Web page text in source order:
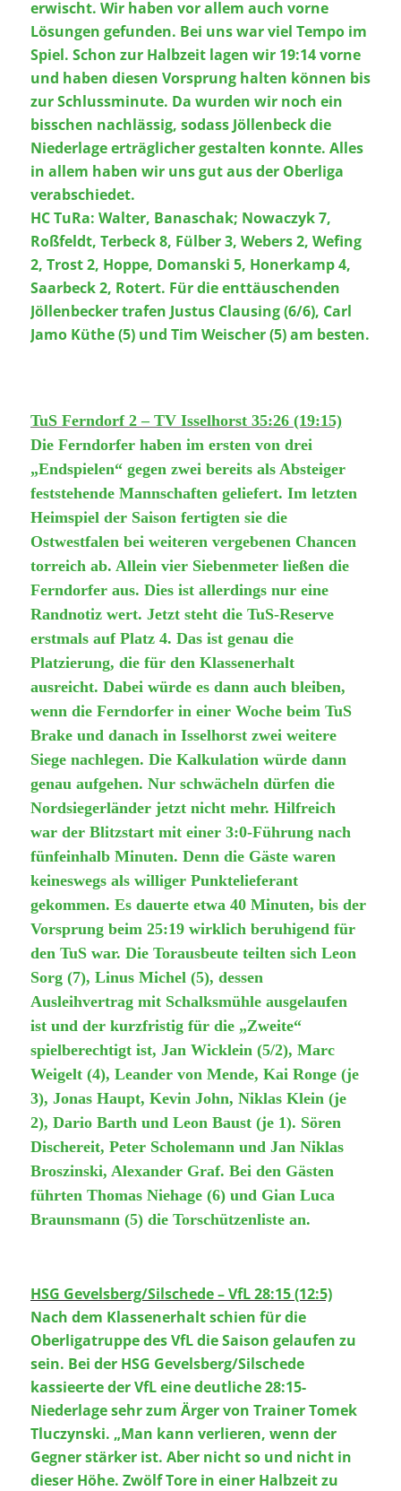
erwischt. Wir haben vor allem auch vorne
Lösungen gefunden. Bei uns war viel Tempo im
Spiel. Schon zur Halbzeit lagen wir 19:14 vorne
und haben diesen Vorsprung halten können bis
zur Schlussminute. Da wurden wir noch ein
bisschen nachlässig, sodass Jöllenbeck die
Niederlage erträglicher gestalten konnte. Alles
in allem haben wir uns gut aus der Oberliga
verabschiedet.
HC TuRa: Walter, Banaschak; Nowaczyk 7,
Roßfeldt, Terbeck 8, Fülber 3, Webers 2, Wefing
2, Trost 2, Hoppe, Domanski 5, Honerkamp 4,
Saarbeck 2, Rotert. Für die enttäuschenden
Jöllenbecker trafen Justus Clausing (6/6), Carl
Jamo Küthe (5) und Tim Weischer (5) am besten.
TuS Ferndorf 2 – TV Isselhorst 35:26 (19:15)
Die Ferndorfer haben im ersten von drei
„Endspielen“ gegen zwei bereits als Absteiger
feststehende Mannschaften geliefert. Im letzten
Heimspiel der Saison fertigten sie die
Ostwestfalen bei weiteren vergebenen Chancen
torreich ab. Allein vier Siebenmeter ließen die
Ferndorfer aus. Dies ist allerdings nur eine
Randnotiz wert. Jetzt steht die TuS-Reserve
erstmals auf Platz 4. Das ist genau die
Platzierung, die für den Klassenerhalt
ausreicht. Dabei würde es dann auch bleiben,
wenn die Ferndorfer in einer Woche beim TuS
Brake und danach in Isselhorst zwei weitere
Siege nachlegen. Die Kalkulation würde dann
genau aufgehen. Nur schwächeln dürfen die
Nordsiegerländer jetzt nicht mehr. Hilfreich
war der Blitzstart mit einer 3:0-Führung nach
fünfeinhalb Minuten. Denn die Gäste waren
keineswegs als williger Punktelieferant
gekommen. Es dauerte etwa 40 Minuten, bis der
Vorsprung beim 25:19 wirklich beruhigend für
den TuS war. Die Torausbeute teilten sich Leon
Sorg (7), Linus Michel (5), dessen
Ausleihvertrag mit Schalksmühle ausgelaufen
ist und der kurzfristig für die „Zweite“
spielberechtigt ist, Jan Wicklein (5/2), Marc
Weigelt (4), Leander von Mende, Kai Ronge (je
3), Jonas Haupt, Kevin John, Niklas Klein (je
2), Dario Barth und Leon Baust (je 1). Sören
Dischereit, Peter Scholemann und Jan Niklas
Broszinski, Alexander Graf. Bei den Gästen
führten Thomas Niehage (6) und Gian Luca
Braunsmann (5) die Torschützenliste an.
HSG Gevelsberg/Silschede – VfL 28:15 (12:5)
Nach dem Klassenerhalt schien für die
Oberligatruppe des VfL die Saison gelaufen zu
sein. Bei der HSG Gevelsberg/Silschede
kassieerte der VfL eine deutliche 28:15-
Niederlage sehr zum Ärger von Trainer Tomek
Tluczynski. „Man kann verlieren, wenn der
Gegner stärker ist. Aber nicht so und nicht in
dieser Höhe. Zwölf Tore in einer Halbzeit zu